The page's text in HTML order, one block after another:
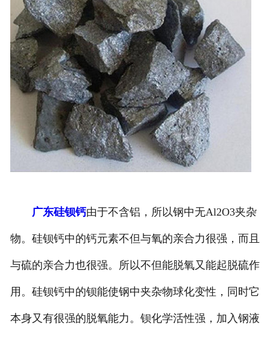
广东硅钡钙由于不含铝，所以钢中无Al2O3夹杂
物。硅钡钙中的钙元素不但与氧的亲合力很强，而且
与硫的亲合力也很强。所以不但能脱氧又能起脱硫作
用。硅钡钙中的钡能使钢中夹杂物球化变性，同时它
本身又有很强的脱氧能力。钡化学活性强，加入钢液